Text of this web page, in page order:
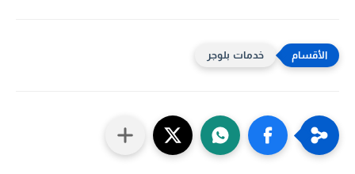
خدمات بلوجر